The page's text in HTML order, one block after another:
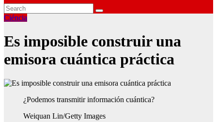
Ciéncia
Es imposible construir una
emisora cuántica práctica
¿Podemos transmitir información cuántica?
Weiquan Lin/Getty Images